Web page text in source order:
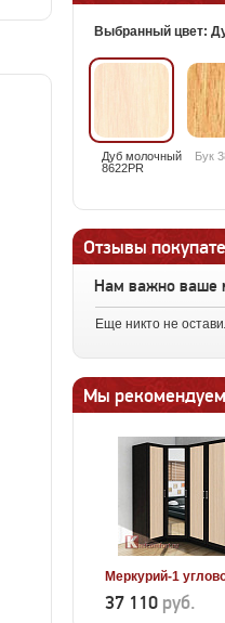
Выбранный цвет:
Дуб молочный
8622PR
Бук
Отзывы
Нам важно ваше
Еще никто не
Мы рекомендуем
Меркурий-1
37 110 руб.